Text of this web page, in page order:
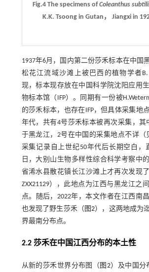
Fig.4 The specimens ofColeanthus
K.K. Tsoong in Gutan， Jiangxi in
1937年6月，国内第二份莎禾标本在中国
松花江流域沙滩上被巴西的植物学者B.
现，标本现存放在中国科学院沈阳应用
物标本馆（IFP）。同期有一份被
的莎禾标本，也存在IFP，但具体采集地
年代，共有4号莎禾标本被再次采集，其
于黑龙江，2号在中国的采集地点不详（
采集记录自上世纪50年代后长期空白，
日，大别山生物多样性综合科学考察中
省浠水县散花镇长江沙滩上才再次发现
ZXX21129），此地点为江西与黑龙江之
点。随后，2022年，本文作者在江西南
也发现了野生莎禾（ 图2），这两地成为
界最南分布点。
2.2 莎禾在中国江西分布的本土性
从新的莎禾世界分布图（ 图2）及中国分